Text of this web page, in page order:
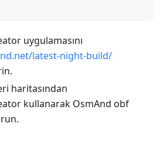
uygulamasını
latest-night-build/
haritasından
kullanarak OsmAnd obf